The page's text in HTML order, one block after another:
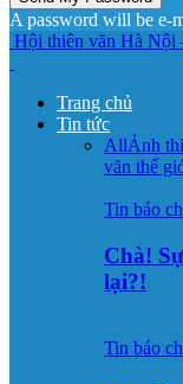
A password will be e-
Hội thiên văn Hà Nội
Trang chủ
Tin tức
AllẢnh
văn thế
Tin báo
Chà!
lại?!
Tin báo